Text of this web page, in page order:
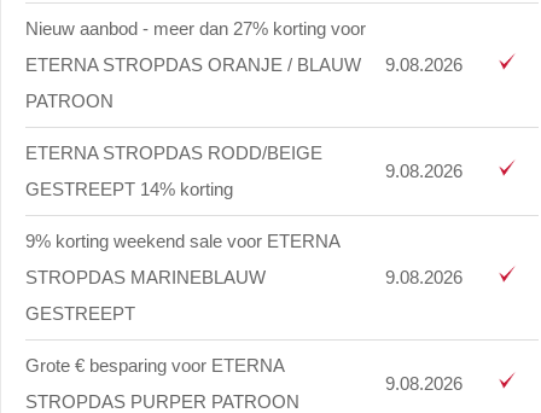
Nieuw aanbod - meer dan 27% korting voor
ETERNA STROPDAS ORANJE / BLAUW
PATROON
9.08.2026
ETERNA STROPDAS RODD/BEIGE
GESTREEPT 14% korting
9.08.2026
9% korting weekend sale voor ETERNA
STROPDAS MARINEBLAUW
GESTREEPT
9.08.2026
Grote € besparing voor ETERNA
STROPDAS PURPER PATROON
9.08.2026